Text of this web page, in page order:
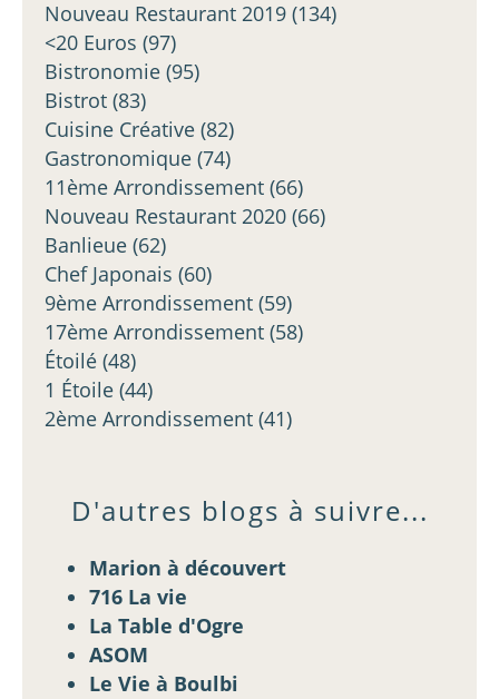
Nouveau Restaurant 2019 (134)
<20 Euros (97)
Bistronomie (95)
Bistrot (83)
Cuisine Créative (82)
Gastronomique (74)
11ème Arrondissement (66)
Nouveau Restaurant 2020 (66)
Banlieue (62)
Chef Japonais (60)
9ème Arrondissement (59)
17ème Arrondissement (58)
Étoilé (48)
1 Étoile (44)
2ème Arrondissement (41)
D'autres blogs à suivre...
Marion à découvert
716 La vie
La Table d'Ogre
ASOM
Le Vie à Boulbi